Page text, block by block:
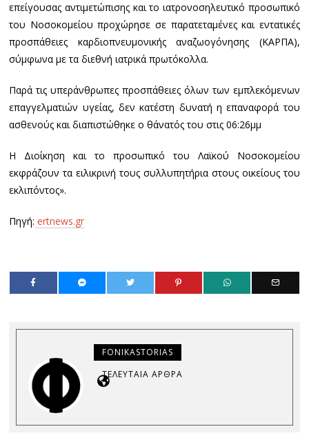
επείγουσας αντιμετώπισης και το ιατρονοσηλευτικό προσωπικό
του Νοσοκομείου προχώρησε σε παρατεταμένες και εντατικές
προσπάθειες καρδιοπνευμονικής αναζωογόνησης (ΚΑΡΠΑ),
σύμφωνα με τα διεθνή ιατρικά πρωτόκολλα.
Παρά τις υπεράνθρωπες προσπάθειες όλων των εμπλεκόμενων
επαγγελματιών υγείας, δεν κατέστη δυνατή η επαναφορά του
ασθενούς και διαπιστώθηκε ο θάνατός του στις 06:26μμ
Η Διοίκηση και το προσωπικό του Λαϊκού Νοσοκομείου
εκφράζουν τα ειλικρινή τους συλλυπητήρια στους οικείους του
εκλιπόντος».
Πηγή: ertnews.gr
FONIKASTORIAS
ΤΕΛΕΥΤΑΊΑ ΆΡΘΡΑ